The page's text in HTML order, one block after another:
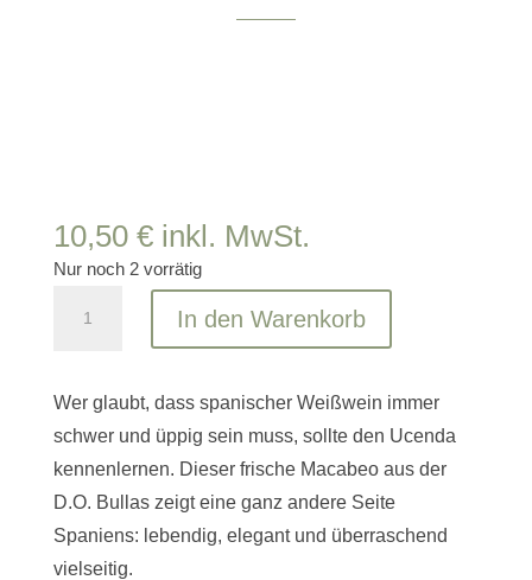
10,50 € inkl. MwSt.
Nur noch 2 vorrätig
Bullas
DOP
BODEGAS
DEL
ROSARIO
Menge
In den Warenkorb
Wer glaubt, dass spanischer Weißwein immer
schwer und üppig sein muss, sollte den Ucenda
kennenlernen. Dieser frische Macabeo aus der
D.O. Bullas zeigt eine ganz andere Seite
Spaniens: lebendig, elegant und überraschend
vielseitig.